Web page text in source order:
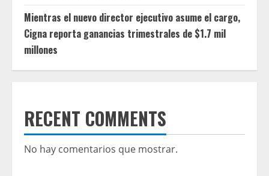
Mientras el nuevo director ejecutivo asume el cargo,
Cigna reporta ganancias trimestrales de $1.7 mil
millones
RECENT COMMENTS
No hay comentarios que mostrar.